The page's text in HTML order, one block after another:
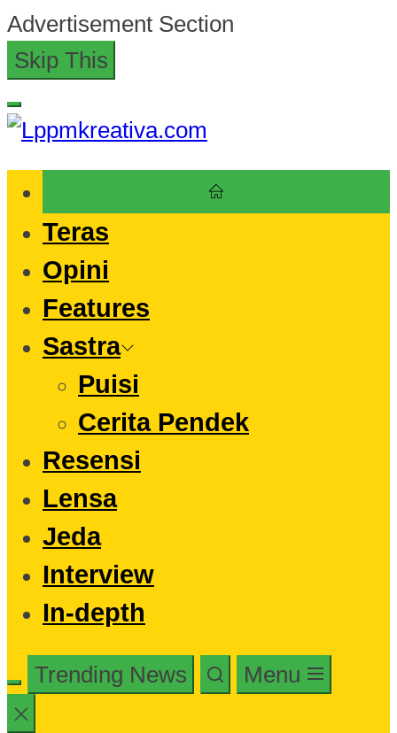
Skip
to
content
Advertisement Section
Skip This
Teras
Opini
Features
Sastra
Puisi
Cerita Pendek
Resensi
Lensa
Jeda
Interview
In-depth
Trending News Menu